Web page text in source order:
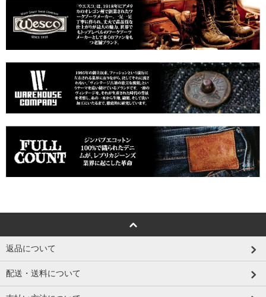
返品について
配送・送料について